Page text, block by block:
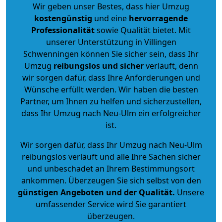
Wir geben unser Bestes, dass hier Umzug
kostengünstig und eine hervorragende
Professionalitätsowie Qualität bietet. Mit
unserer Unterstützung in Villingen
Schwenningen können Sie sicher sein, dass Ihr
Umzug reibungslos und sicherverläuft, denn
wir sorgen dafür, dass Ihre Anforderungen und
Wünsche erfüllt werden. Wir haben die besten
Partner, um Ihnen zu helfen und sicherzustellen,
dass Ihr Umzug nach Neu-Ulm ein erfolgreicher
ist.
Wir sorgen dafür, dass Ihr Umzug nach Neu-Ulm
reibungslos verläuft und alle Ihre Sachen sicher
und unbeschadet an Ihrem Bestimmungsort
ankommen. Überzeugen Sie sich selbst von den
günstigen Angeboten und der Qualität. Unsere
umfassender Service wird Sie garantiert
überzeugen.